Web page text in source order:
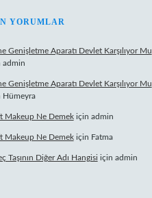
YORUMLAR
Genişletme Aparatı Devlet Karşılıyor Mu
admin
Genişletme Aparatı Devlet Karşılıyor Mu
Hümeyra
Makeup Ne Demekiçin admin
Makeup Ne Demekiçin Fatma
Taşının Diğer Adı Hangisi için admin